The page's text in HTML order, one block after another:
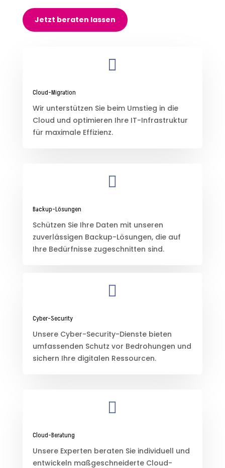
Jetzt beraten lassen

Cloud-Migration
Wir unterstützen Sie beim Umstieg in die
Cloud und optimieren Ihre IT-Infrastruktur
für maximale Effizienz.

Backup-Lösungen
Schützen Sie Ihre Daten mit unseren
zuverlässigen Backup-Lösungen, die auf
Ihre Bedürfnisse zugeschnitten sind.

Cyber-Security
Unsere Cyber-Security-Dienste bieten
umfassenden Schutz vor Bedrohungen und
sichern Ihre digitalen Ressourcen.

Cloud-Beratung
Unsere Experten beraten Sie individuell und
entwickeln maßgeschneiderte Cloud-